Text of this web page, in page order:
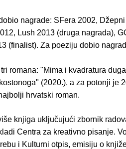
nagrade: SFera 2002,
Lush 2013 (druga nagrada),
(finalist). Za poeziju dobio
romana: "Mima i kvadratura
(2020.), a za potonji je
hrvatski roman.
knjiga uključujući zbornik
Centra za kreativno pisanje.
i Kulturni otpis, emisiju o